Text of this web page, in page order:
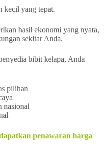
kecil yang tepat.
hasil ekonomi yang nyata,
sekitar Anda.
bibit kelapa, Anda
pilihan
nasional
penawaran harga